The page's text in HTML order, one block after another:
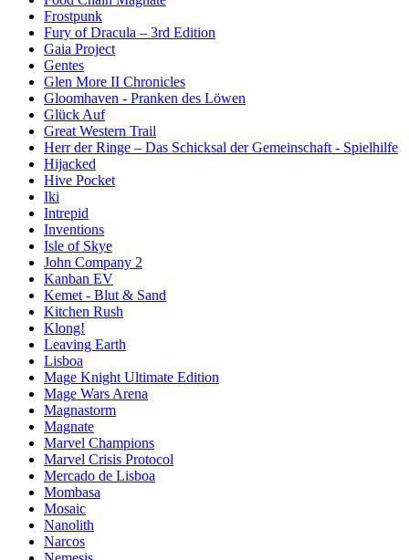
Frostpunk
Fury of Dracula – 3rd Edition
Gaia Project
Gentes
Glen More II Chronicles
Gloomhaven - Pranken des Löwen
Glück Auf
Great Western Trail
Herr der Ringe – Das Schicksal der Gemeinschaft - Spielhilfe
Hijacked
Hive Pocket
Iki
Intrepid
Inventions
Isle of Skye
John Company 2
Kanban EV
Kemet - Blut & Sand
Kitchen Rush
Klong!
Leaving Earth
Lisboa
Mage Knight Ultimate Edition
Mage Wars Arena
Magnastorm
Magnate
Marvel Champions
Marvel Crisis Protocol
Mercado de Lisboa
Mombasa
Mosaic
Nanolith
Narcos